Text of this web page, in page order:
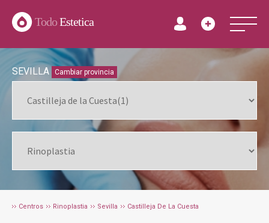
TodoEstetica
SEVILLA Cambiar provincia
Centros Rinoplastia Sevilla Castilleja De La Cuesta